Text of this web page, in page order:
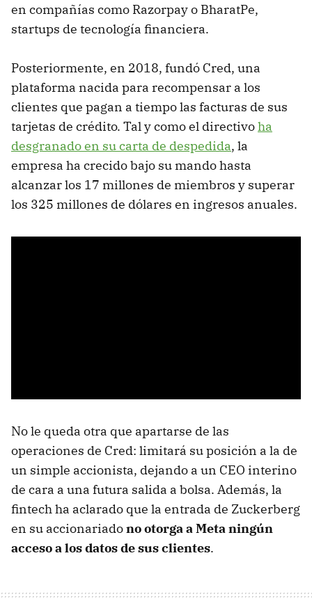
en compañías como Razorpay o BharatPe,
startups de tecnología financiera.
Posteriormente, en 2018, fundó Cred, una
plataforma nacida para recompensar a los
clientes que pagan a tiempo las facturas de sus
tarjetas de crédito. Tal y como el directivoha
desgranado en su carta de despedida, la
empresa ha crecido bajo su mando hasta
alcanzar los 17 millones de miembros y superar
los 325 millones de dólares en ingresos anuales.
No le queda otra que apartarse de las
operaciones de Cred: limitará su posición a la de
un simple accionista, dejando a un CEO interino
de cara a una futura salida a bolsa. Además, la
fintech ha aclarado que la entrada de Zuckerberg
en su accionariadono otorga a Meta ningún
acceso a los datos de sus clientes.